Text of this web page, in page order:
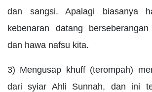
dan sangsi. Apalagi biasanya
kebenaran datang
dan hawa nafsu kita.
3) Mengusap khuff (terompah)
dari syiar Ahli Sunnah, dan ini